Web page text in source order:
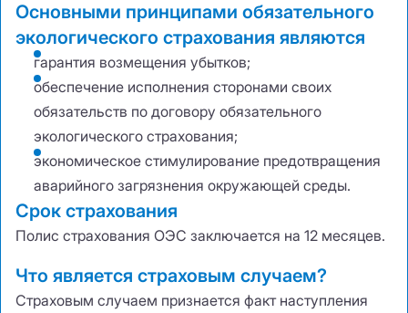
Основными принципами обязательного
экологического страхования являются
гарантия возмещения убытков;
обеспечение исполнения сторонами своих
обязательств по договору обязательного
экологического страхования;
экономическое стимулирование предотвращения
аварийного загрязнения окружающей среды.
Срок страхования
Полис страхования ОЭС заключается на 12 месяцев.
Что является страховым случаем?
Страховым случаем признается факт наступления